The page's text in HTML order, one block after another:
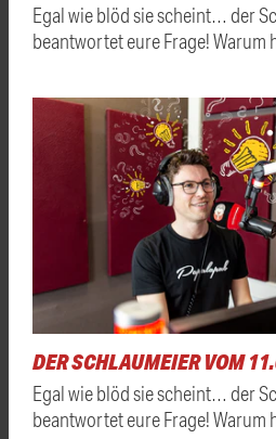
Egal wie blöd sie scheint… der
beantwortet eure Frage! Warum
DER SCHLAUMEIER VOM
Egal wie blöd sie scheint… der
beantwortet eure Frage! Warum